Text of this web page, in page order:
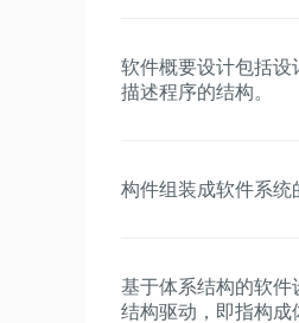
软件概要设计包括设
描述程序的结构。
构件组装成软件系统
基于体系结构的软
结构驱动，即指构